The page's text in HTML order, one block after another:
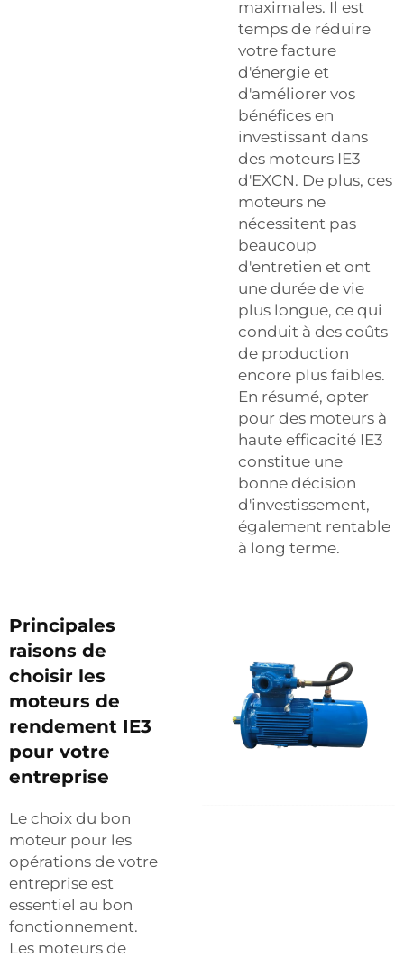
maximales. Il est
temps de réduire
votre facture
d'énergie et
d'améliorer vos
bénéfices en
investissant dans
des moteurs IE3
d'EXCN. De plus, ces
moteurs ne
nécessitent pas
beaucoup
d'entretien et ont
une durée de vie
plus longue, ce qui
conduit à des coûts
de production
encore plus faibles.
En résumé, opter
pour des moteurs à
haute efficacité IE3
constitue une
bonne décision
d'investissement,
également rentable
à long terme.
Principales
raisons de
choisir les
moteurs de
rendement IE3
pour votre
entreprise
Le choix du bon
moteur pour les
opérations de votre
entreprise est
essentiel au bon
fonctionnement.
Les moteurs de